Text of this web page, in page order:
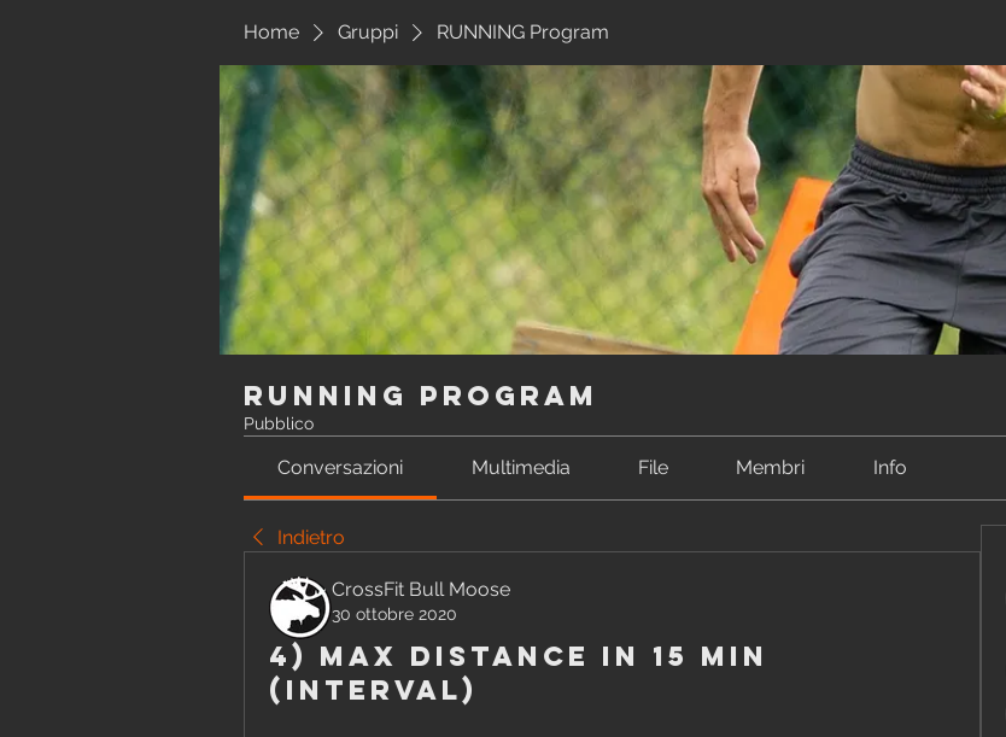
Home Gruppi RUNNING Program
RUNNING Program
Pubblico
Conversazioni Multimedia File Membri Info
Indietro
CrossFit Bull Moose
30 ottobre 2020
4) max distance in 15 min
(interval)